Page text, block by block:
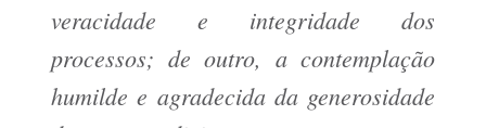
veracidade e integridade dos
processos; de outro, a contemplação
humilde e agradecida da generosidade